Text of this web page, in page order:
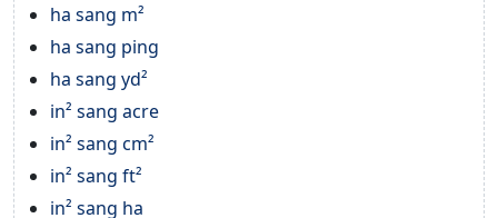
ha sang m²
ha sang ping
ha sang yd²
in² sang acre
in² sang cm²
in² sang ft²
in² sang ha